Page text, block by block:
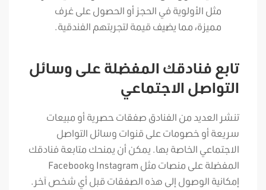
مثل الأولوية في الحجز أو الحصول على غرف
مميزة، مما يضيف قيمة لتجربتهم الفندقية.
تابع فنادقك المفضلة على وسائل
التواصل الاجتماعي
تنشر العديد من الفنادق صفقات حصرية أو مبيعات
سريعة أو خصومات على قنوات وسائل التواصل
الاجتماعي الخاصة بها. يمكن أن يمنحك متابعة فنادقك
المفضلة على منصات مثل Instagram وFacebook
إمكانية الوصول إلى هذه الصفقات قبل أي شخص آخر.